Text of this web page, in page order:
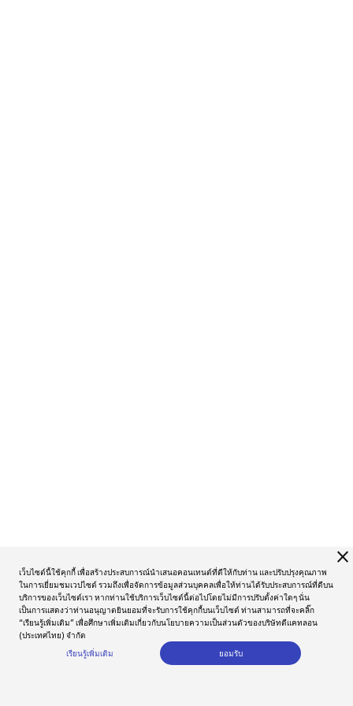
close
เว็บไซต์นี้ใช้คุกกี้ เพื่อสร้างประสบการณ์นำเสนอคอนเทนต์ที่ดีให้กับท่าน และปรับปรุงคุณภาพ
ในการเยี่ยมชมเวปไซต์ รวมถึงเพื่อจัดการข้อมูลส่วนบุคคลเพื่อให้ท่านได้รับประสบการณ์ที่ดีบน
บริการของเว็บไซต์เรา หากท่านใช้บริการเว็บไซต์นี้ต่อไปโดยไม่มีการปรับตั้งค่าใดๆ นั่น
เป็นการแสดงว่าท่านอนุญาตยินยอมที่จะรับการใช้คุกกี้บนเว็บไซต์ ท่านสามารถที่จะคลิ๊ก
“เรียนรู้เพิ่มเติม” เพื่อศึกษาเพิ่มเติมเกี่ยวกับนโยบายความเป็นส่วนตัวของบริษัทดีแคทลอน
(ประเทศไทย) จำกัด
เรียนรู้เพิ่มเติม
ยอมรับ